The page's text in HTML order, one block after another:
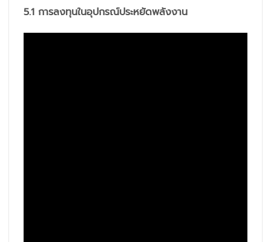
5.1 การลงทุนในอุปกรณ์ประหยัดพลังงาน